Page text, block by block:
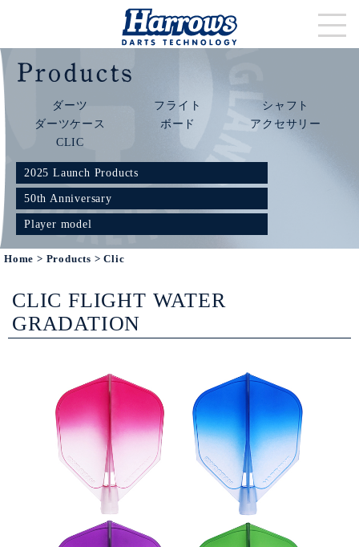
ダーツ フライト
シャフト
ダーツケース
ボード
アクセサリー
CLIC
2025 Launch Products
50th Anniversary
Player model
Home > Products > Clic
CLIC FLIGHT WATER
GRADATION